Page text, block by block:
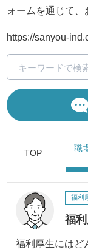
ォームを通じて、
https://sanyou-
TOP
職
福
福利
福利厚生にはど